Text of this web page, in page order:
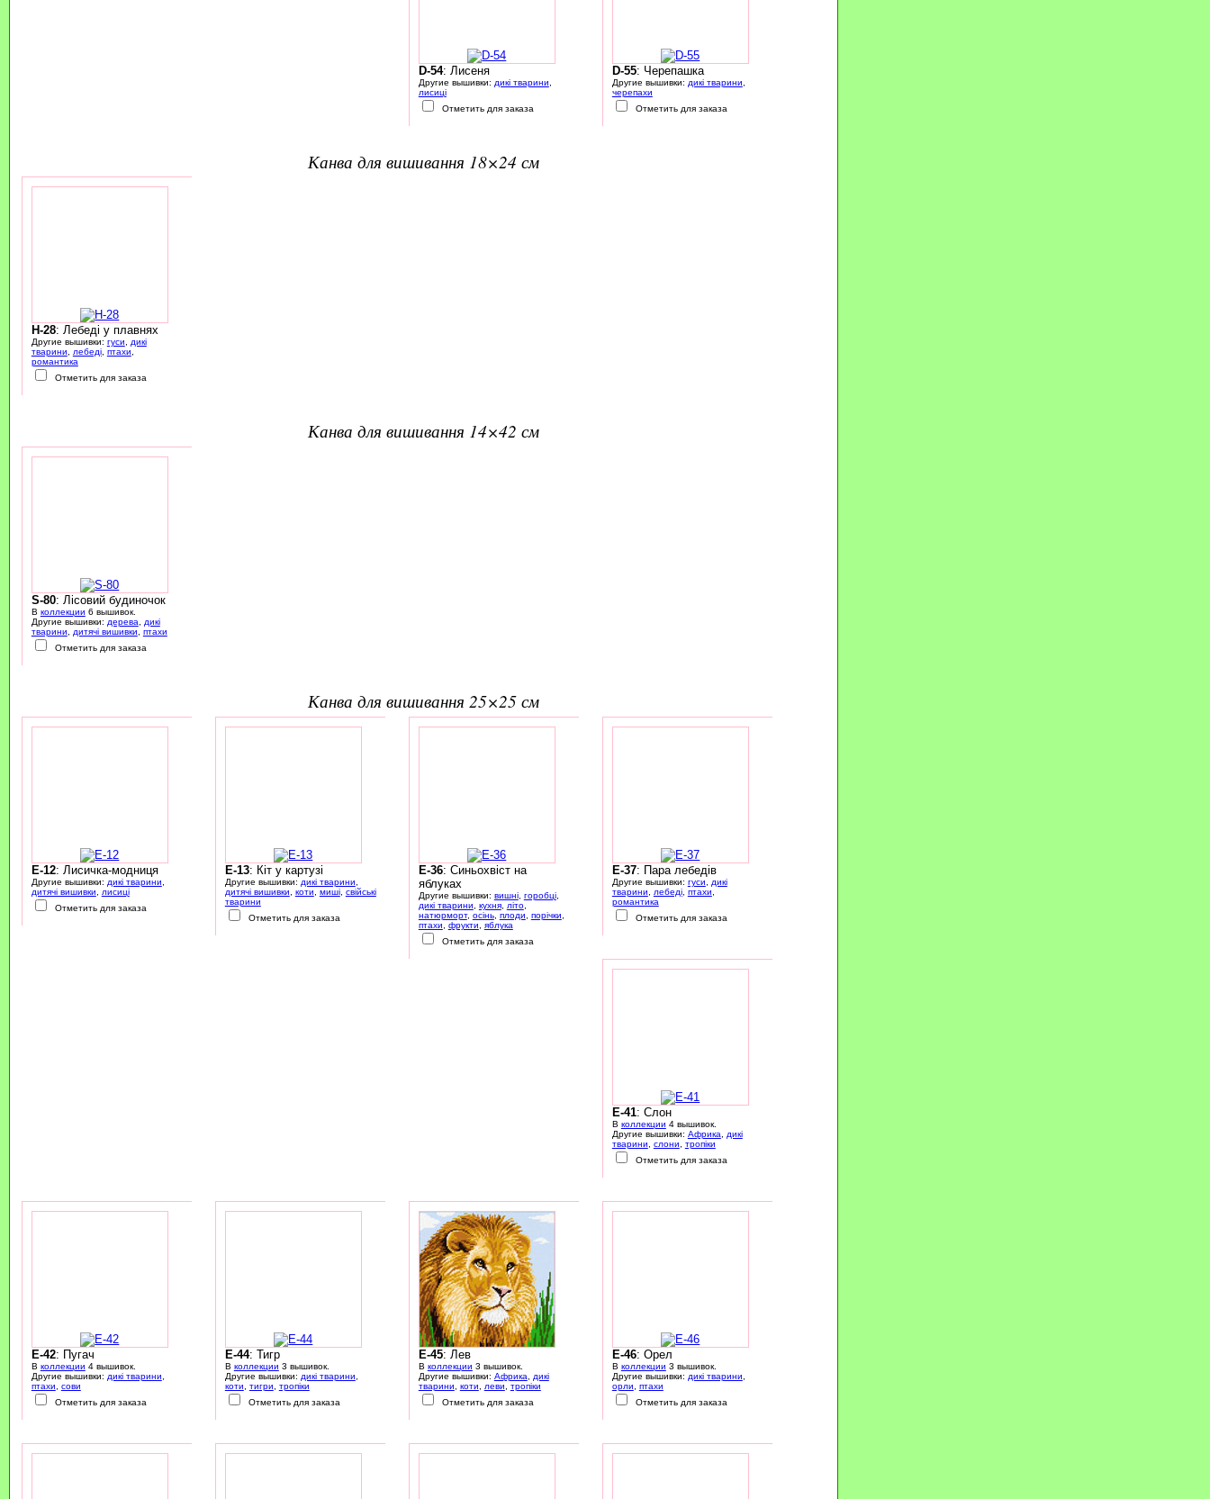
D-54: Лисеня
Другие вышивки: дикі тварини
лисиці
Отметить для заказа
D-55: Черепашка
Другие вышивки: дикі тварини
черепахи
Отметить для заказа
канва для вишивання 18×24 см
H-28: Лебеді у плавнях
Другие вышивки: гуси, дикі
тварини, лебеді, птахи,
романтика
Отметить для заказа
канва для вишивання 14×42 см
S-80: Лісовий будиночок
В коллекции 6 вышивок.
Другие вышивки: дерева
дикі
тварини
дитячі вишивки
птахи
Отметить для заказа
канва для вишивання 25×25 см
E-12: Лисичка-модниця
Другие вышивки: дикі тварини
дитячі вишивки
лисиці
Отметить для заказа
E-13: Кіт у картузі
Другие вышивки: дикі тварини
дитячі вишивки
коти миші, свійські
тварини
Отметить для заказа
E-36: Синьохвіст на
яблуках
Другие вышивки: вишні, горобці,
дикі тварини
кухня, літо,
натюрморт, осінь, плоди порічки
птахи
фрукти
яблука
Отметить для заказа
E-37: Пара лебедів
Другие вышивки: гуси
дикі
тварини
лебеді, птахи
романтика
Отметить для заказа
E-41: Слон
В коллекции 4 вышивок.
Другие вышивки: Африка
дикі
тварини
слони
тропіки
Отметить для заказа
E-42: Пугач
В коллекции 4 вышивок.
Другие вышивки: дикі тварини
птахи
сови
Отметить для заказа
E-44: Тигр
В коллекции 3 вышивок.
Другие вышивки: дикі тварини
коти
тигри
тропіки
Отметить для заказа
E-45: Лев
В коллекции 3 вышивок.
Другие вышивки: Африка
дикі
тварини
коти леви
тропіки
Отметить для заказа
E-46: Орел
В коллекции 3 вышивок.
Другие вышивки: дикі тварини
орли
птахи
Отметить для заказа